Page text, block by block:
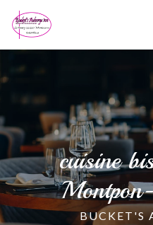
cuisine
BUCKET'S
Panneau de gestion des